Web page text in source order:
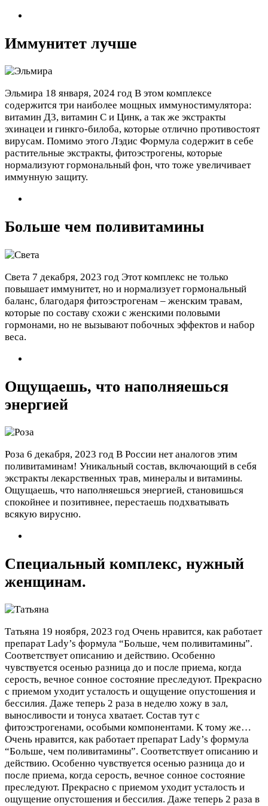
Иммунитет лучше
Эльмира 18 января, 2024 год В этом комплексе
содержится три наиболее мощных иммуностимулятора:
витамин Д3, витамин С и Цинк, а так же экстракты
эхинацеи и гинкго-билоба, которые отлично противостоят
вирусам. Помимо этого Лэдис Формула содержит в себе
растительные экстракты, фитоэстрогены, которые
нормализуют гормональный фон, что тоже увеличивает
иммунную защиту.
Больше чем поливитамины
Света 7 декабря, 2023 год Этот комплекс не только
повышает иммунитет, но и нормализует гормональный
баланс, благодаря фитоэстрогенам – женским травам,
которые по составу схожи с женскими половыми
гормонами, но не вызывают побочных эффектов и набор
веса.
Ощущаешь, что наполняешься
энергией
Роза 6 декабря, 2023 год В России нет аналогов этим
поливитаминам! Уникальный состав, включающий в себя
экстракты лекарственных трав, минералы и витамины.
Ощущаешь, что наполняешься энергией, становишься
спокойнее и позитивнее, перестаешь подхватывать
всякую вирусню.
Специальный комплекс, нужный
женщинам.
Татьяна 19 ноября, 2023 год Очень нравится, как работает
препарат Lady’s формула “Больше, чем поливитамины”.
Соответствует описанию и действию. Особенно
чувствуется осенью разница до и после приема, когда
серость, вечное сонное состояние преследуют. Прекрасно
с приемом уходит усталость и ощущение опустошения и
бессилия. Даже теперь 2 раза в неделю хожу в зал,
выносливости и тонуса хватает. Состав тут с
фитоэстрогенами, особыми компонентами. К тому же…
Очень нравится, как работает препарат Lady’s формула
“Больше, чем поливитамины”. Соответствует описанию и
действию. Особенно чувствуется осенью разница до и
после приема, когда серость, вечное сонное состояние
преследуют. Прекрасно с приемом уходит усталость и
ощущение опустошения и бессилия. Даже теперь 2 раза в